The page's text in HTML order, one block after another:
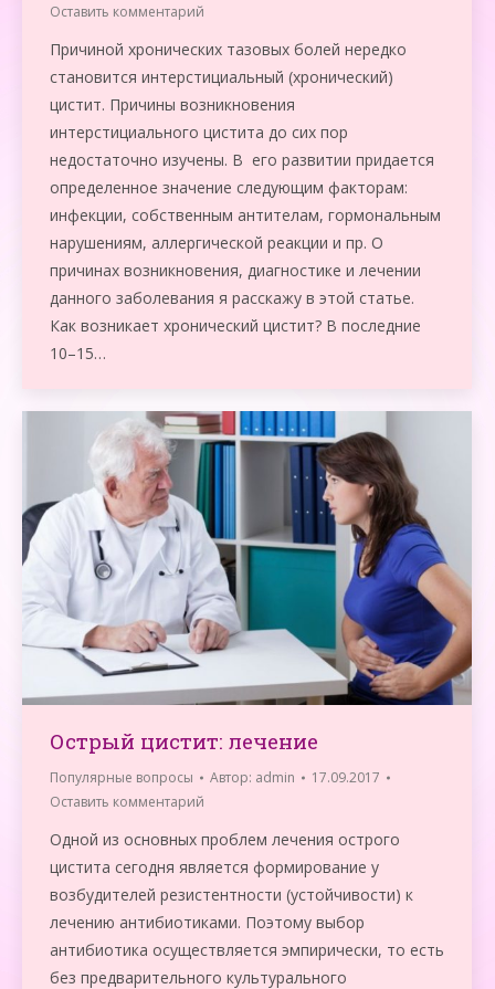
Оставить комментарий
Причиной хронических тазовых болей нередко
становится интерстициальный (хронический)
цистит. Причины возникновения
интерстициального цистита до сих пор
недостаточно изучены. В его развитии придается
определенное значение следующим факторам:
инфекции, собственным антителам, гормональным
нарушениям, аллергической реакции и пр. О
причинах возникновения, диагностике и лечении
данного заболевания я расскажу в этой статье.
Как возникает хронический цистит? В последние
10–15…
Острый цистит: лечение
Популярные вопросы Автор: admin
17.09.2017
Оставить комментарий
Одной из основных проблем лечения острого
цистита сегодня является формирование у
возбудителей резистентности (устойчивости) к
лечению антибиотиками. Поэтому выбор
антибиотика осуществляется эмпирически, то есть
без предварительного культурального